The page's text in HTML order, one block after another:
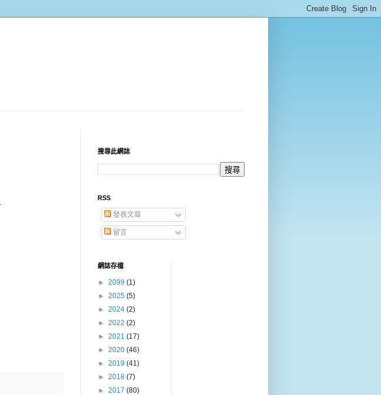
搜尋此網誌
RSS
發表文章
留言
網誌存檔
► 2099 (1)
► 2025 (5)
► 2024 (2)
► 2022 (2)
► 2021 (17)
► 2020 (46)
► 2019 (41)
► 2018 (7)
► 2017 (80)